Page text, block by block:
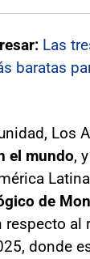
Las
baratas
Los
el mundo,
de
respecto al
donde